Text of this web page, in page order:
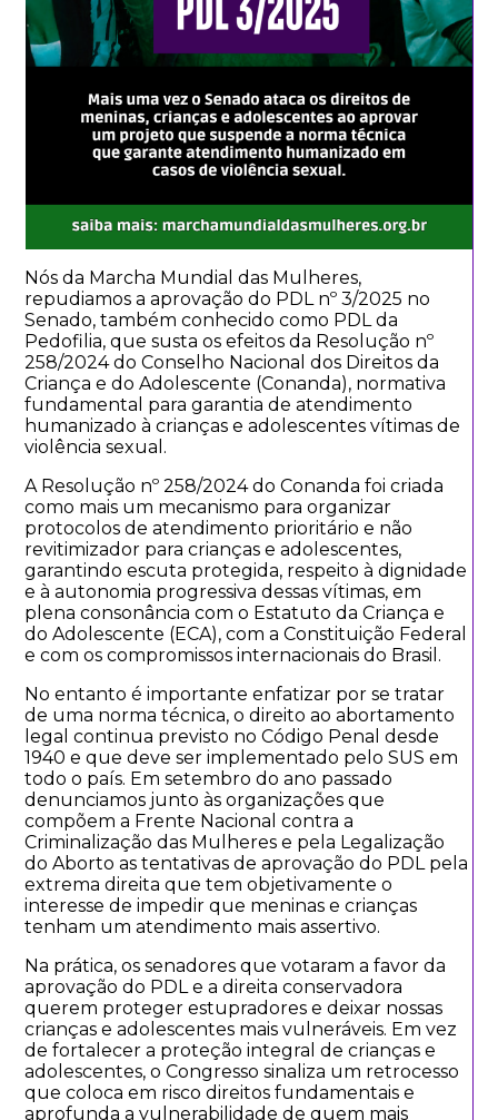
Nós da Marcha Mundial das Mulheres,
repudiamos a aprovação do PDL nº 3/2025 no
Senado, também conhecido como PDL da
Pedofilia, que susta os efeitos da Resolução nº
258/2024 do Conselho Nacional dos Direitos da
Criança e do Adolescente (Conanda), normativa
fundamental para garantia de atendimento
humanizado à crianças e adolescentes vítimas de
violência sexual.
A Resolução nº 258/2024 do Conanda foi criada
como mais um mecanismo para organizar
protocolos de atendimento prioritário e não
revitimizador para crianças e adolescentes,
garantindo escuta protegida, respeito à dignidade
e à autonomia progressiva dessas vítimas, em
plena consonância com o Estatuto da Criança e
do Adolescente (ECA), com a Constituição Federal
e com os compromissos internacionais do Brasil.
No entanto é importante enfatizar por se tratar
de uma norma técnica, o direito ao abortamento
legal continua previsto no Código Penal desde
1940 e que deve ser implementado pelo SUS em
todo o país. Em setembro do ano passado
denunciamos junto às organizações que
compõem a Frente Nacional contra a
Criminalização das Mulheres e pela Legalização
do Aborto as tentativas de aprovação do PDL pela
extrema direita que tem objetivamente o
interesse de impedir que meninas e crianças
tenham um atendimento mais assertivo.
Na prática, os senadores que votaram a favor da
aprovação do PDL e a direita conservadora
querem proteger estupradores e deixar nossas
crianças e adolescentes mais vulneráveis. Em vez
de fortalecer a proteção integral de crianças e
adolescentes, o Congresso sinaliza um retrocesso
que coloca em risco direitos fundamentais e
aprofunda a vulnerabilidade de quem mais